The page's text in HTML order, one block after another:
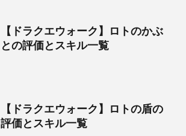
【ドラクエウォーク】ロトのかぶ
との評価とスキル一覧
【ドラクエウォーク】ロトの盾の
評価とスキル一覧